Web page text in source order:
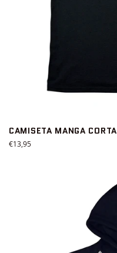
CAMISETA MANGA
Precio
€13,95